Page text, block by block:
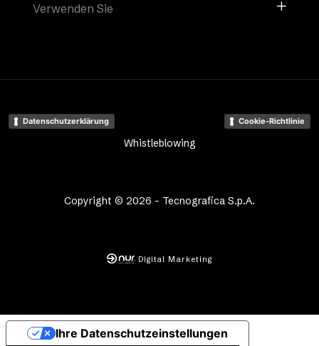
Verwenden Sie
Copyright © 2026 - Tecnografica S.p.A.
Datenschutzerklärung Cookie-Richtlinie
Whistleblowing
Digital Marketing
Ihre Datenschutzeinstellungen